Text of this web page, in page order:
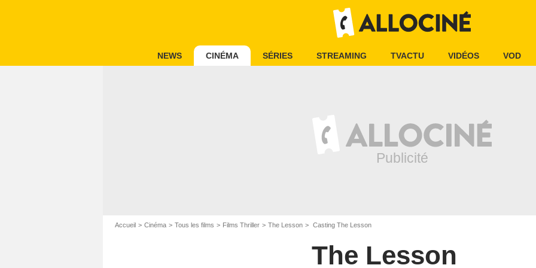
NEWS CINÉMA SÉRIES STREAMING TVACTU VIDÉOS VOD
Accueil Cinéma Tous les films Films Thriller The Lesson Casting The Lesson
The Lesson